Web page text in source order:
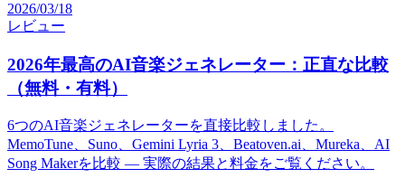
2026/03/18
レビュー
2026年最高のAI音楽ジェネレーター：正直な比較
（無料・有料）
6つのAI音楽ジェネレーターを直接比較しました。
MemoTune、Suno、Gemini Lyria 3、Beatoven.ai、Mureka、AI
Song Makerを比較 — 実際の結果と料金をご覧ください。